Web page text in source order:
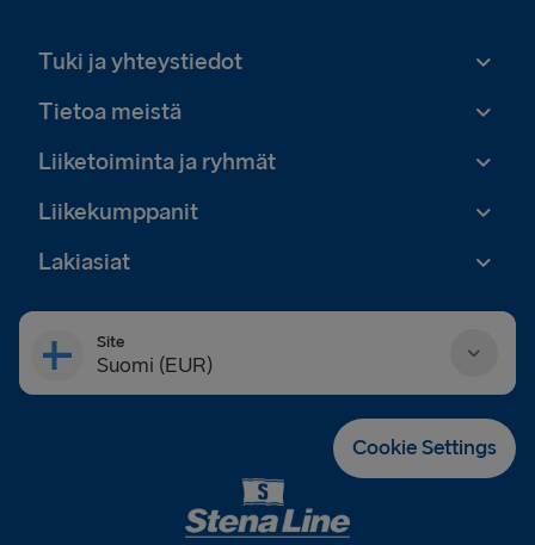
Tuki ja yhteystiedot
Tietoa meistä
Liiketoiminta ja ryhmät
Liikekumppanit
Lakiasiat
Site
Suomi (EUR)
Cookie Settings